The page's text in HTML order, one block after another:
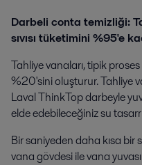
Darbeli conta temizliği:
sıvısı tüketimini %95'e
Tahliye vanaları, tipik
%20'sini oluşturur. Tahliye
Laval ThinkTop darbeyle
elde edebileceğiniz su
Bir saniyeden daha kısa bir
vana gövdesi ile vana